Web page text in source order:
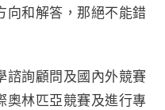
向和解答，那絕不能錯
諮詢顧問及國內外競賽
奧林匹亞競賽及進行專